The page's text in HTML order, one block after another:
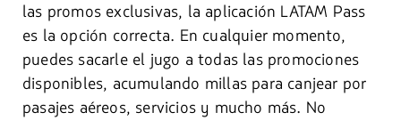
las promos exclusivas, la aplicación LATAM Pass
es la opción correcta. En cualquier momento,
puedes sacarle el jugo a todas las promociones
disponibles, acumulando millas para canjear por
pasajes aéreos, servicios y mucho más. No